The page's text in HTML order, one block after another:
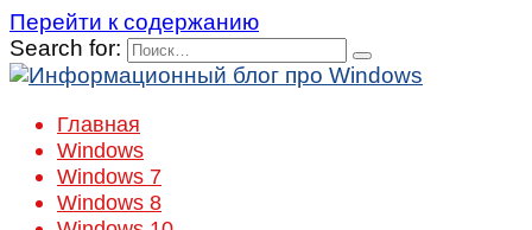
Перейти к содержанию
Search for:
Главная
Windows
Windows 7
Windows 8